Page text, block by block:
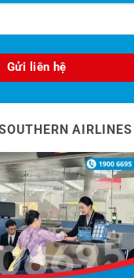
AIRLINES